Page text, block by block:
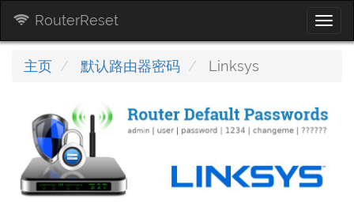
RouterReset
主页 默认路由器密码 Linksys